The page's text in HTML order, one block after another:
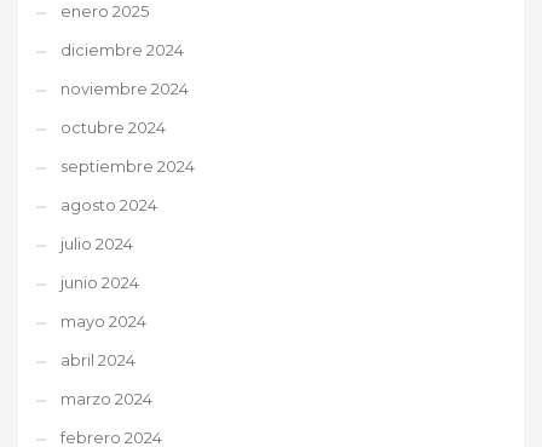
enero 2025
diciembre 2024
noviembre 2024
octubre 2024
septiembre 2024
agosto 2024
julio 2024
junio 2024
mayo 2024
abril 2024
marzo 2024
febrero 2024